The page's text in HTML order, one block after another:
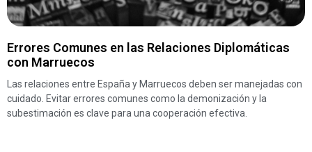
Errores Comunes en las Relaciones Diplomáticas
con Marruecos
Las relaciones entre España y Marruecos deben ser manejadas con
cuidado. Evitar errores comunes como la demonización y la
subestimación es clave para una cooperación efectiva.